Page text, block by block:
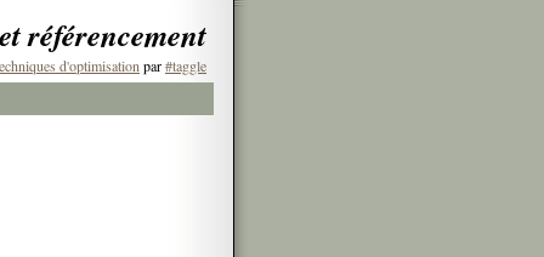
référencement
d'optimisation par#taggle